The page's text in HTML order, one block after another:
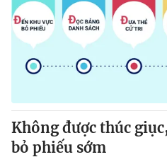
Không được thúc
bỏ phiếu sớm